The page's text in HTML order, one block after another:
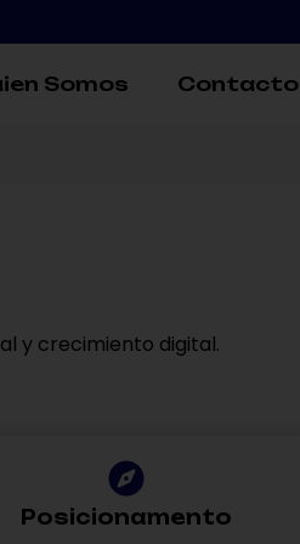
Somos Contacto
y crecimiento digital.
Posicionamento